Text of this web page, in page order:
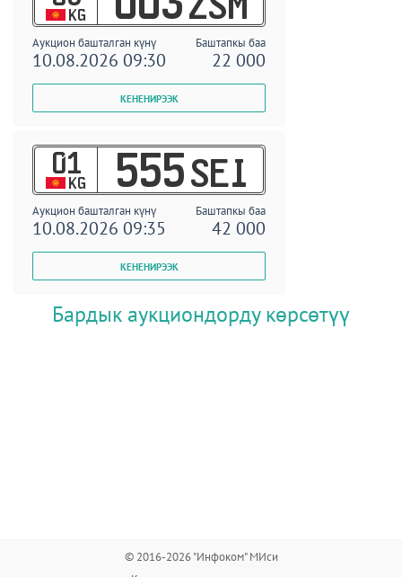
KG
Аукцион башталган күнү Баштапкы баа
10.08.2026 09:30 22 000
01
KG 555 SEI
Аукцион башталган күнү Баштапкы баа
10.08.2026 09:35 42 000
Бардык аукциондорду көрсөтүү
© 2016-2026 "Инфоком" МИси